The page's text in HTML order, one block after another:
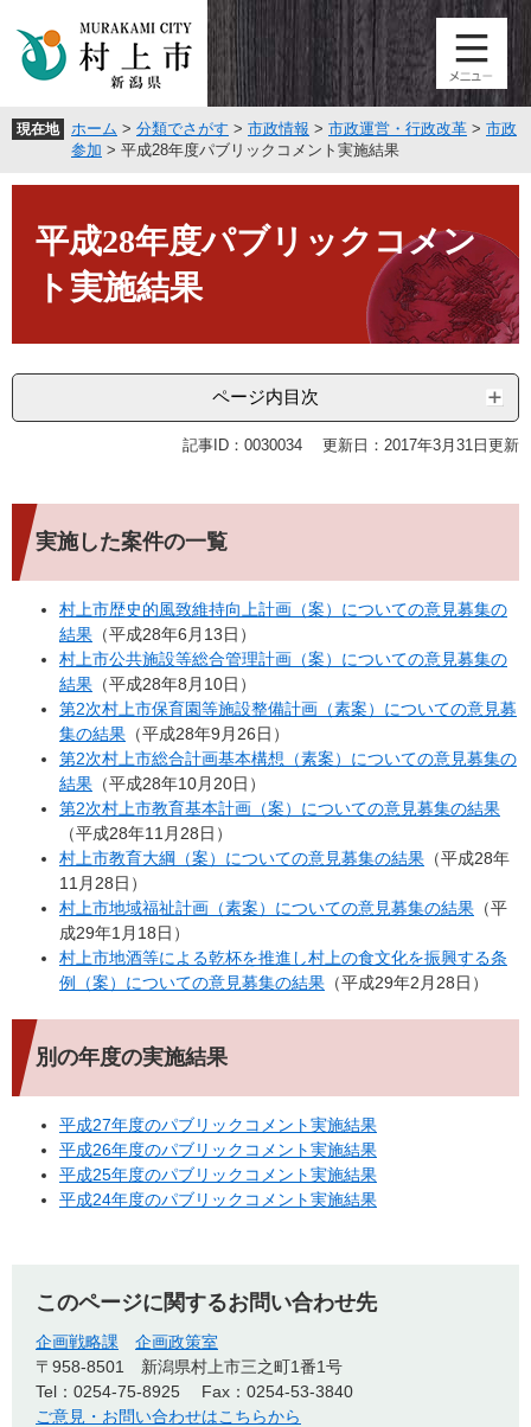
頭
す
飛
し
現在地 ホーム > 分類でさがす > 市政情報 > 市政運営・行政改革 > 市政
参加 > 平成28年度パブリックコメント実施結果
平成28年度パブリックコメン
ト実施結果
ページ内目次
記事ID：0030034 更新日：2017年3月31日更新
実施した案件の一覧
村上市歴史的風致維持向上計画（案）についての意見募集の
結果 （平成28年6月13日）
村上市公共施設等総合管理計画（案）についての意見募集の
結果 （平成28年8月10日）
第2次村上市保育園等施設整備計画（素案）についての意見募
集の結果 （平成28年9月26日）
第2次村上市総合計画基本構想（素案）についての意見募集の
結果 （平成28年10月20日）
第2次村上市教育基本計画（案）についての意見募集の結果
（平成28年11月28日）
村上市教育大綱（案）についての意見募集の結果 （平成28年
11月28日）
村上市地域福祉計画（素案）についての意見募集の結果 （平
成29年1月18日）
村上市地酒等による乾杯を推進し村上の食文化を振興する条
例（案）についての意見募集の結果 （平成29年2月28日）
別の年度の実施結果
平成27年度のパブリックコメント実施結果
平成26年度のパブリックコメント実施結果
平成25年度のパブリックコメント実施結果
平成24年度のパブリックコメント実施結果
このページに関するお問い合わせ先
企画戦略課
企画政策室
〒958-8501
新潟県村上市三之町1番1号
Tel：0254-75-8925
Fax：0254-53-3840
ご意見・お問い合わせはこちらから